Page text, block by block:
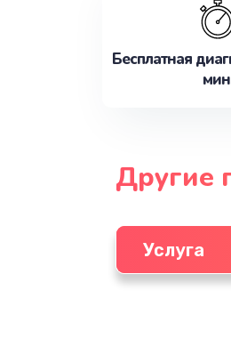
Бесплатная
Другие
Услуга